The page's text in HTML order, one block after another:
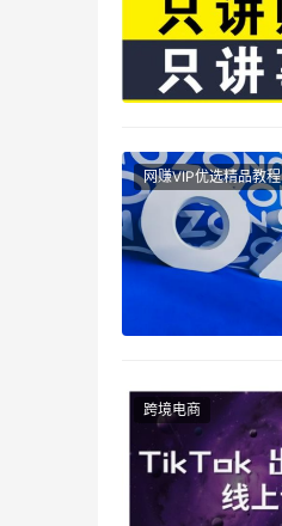
网赚VIP优选精品教程
跨境电商